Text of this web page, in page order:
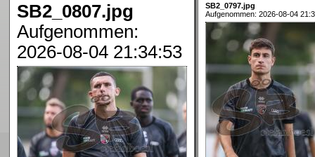
SB2_0807.jpg
Aufgenommen:
2026-08-04 21:34:53
SB2_0797.jpg
Aufgenommen: 2026-08-04